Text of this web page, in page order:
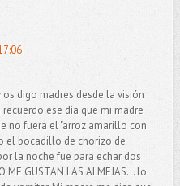
digo madres desde la visión
ese día que mi madre
no fuera el "arroz amarillo con
el bocadillo de chorizo de
la noche fue para echar dos
GUSTAN LAS ALMEJAS... lo